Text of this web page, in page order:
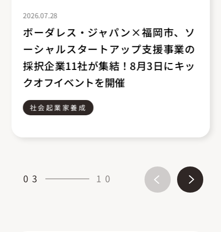
2026.07.28
ボーダレス・ジャパン×福岡市、ソ
ーシャルスタートアップ支援事業の
採択企業11社が集結！8月3日にキッ
クオフイベントを開催
社会起業家養成
03 10